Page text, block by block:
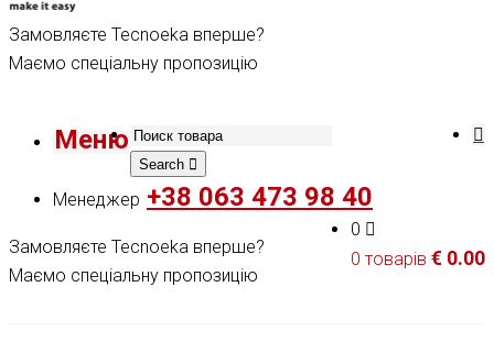
Замовляєте Tecnoeka вперше?
Маємо спеціальну пропозицію
Меню
Search
Менеджер +38 063 473 98 40
0
0 товарів € 0.00
Замовляєте Tecnoeka вперше?
Маємо спеціальну пропозицію